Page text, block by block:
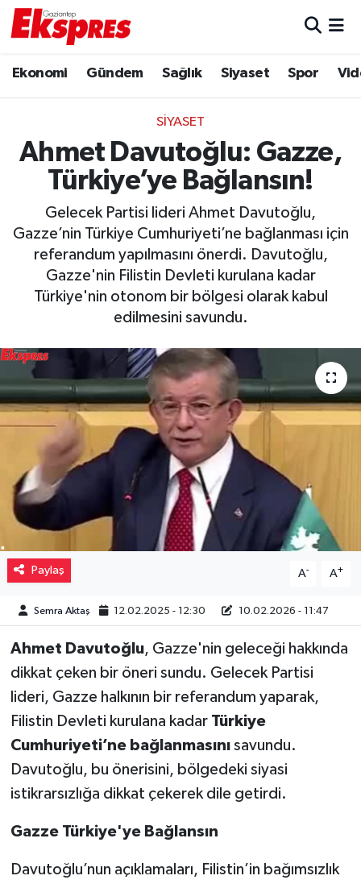
Ekonomi Gündem Sağlık Siyaset Spor
SIYASET
Ahmet Davutoğlu: Gazze,
Türkiye’ye Bağlansın!
Gelecek Partisi lideri Ahmet Davutoğlu,
Gazze’nin Türkiye Cumhuriyeti’ne bağlanması için
referandum yapılmasını önerdi. Davutoğlu,
Gazze'nin Filistin Devleti kurulana kadar
Türkiye'nin otonom bir bölgesi olarak kabul
edilmesini savundu.
Paylaş A- A+
Semra Aktaş 12.02.2025 - 12:30 10.02.2026 - 11:47
Ahmet Davutoğlu, Gazze'nin geleceği hakkında
dikkat çeken bir öneri sundu. Gelecek Partisi
lideri, Gazze halkının bir referandum yaparak,
Filistin Devleti kurulana kadar Türkiye
Cumhuriyeti’ne bağlanmasınısavundu.
Davutoğlu, bu önerisini, bölgedeki siyasi
istikrarsızlığa dikkat çekerek dile getirdi.
Gazze Türkiye'ye Bağlansın
Davutoğlu’nun açıklamaları, Filistin’in bağımsızlık
Ekonomi
Gaziantep son dakika
Genel
Gündem
Haberler
Kültür Sanat
Magazin
Müzik
Piyasa
Resmi İlanlar
Sinemalar
Teknoloji
Türkiye
Yaşam
Yeme-İçme
Trafik Durumu
Puan Durumu ve Fikstür
Tüm Manşetler
Son Dakika Haberleri
Haber Arşivi